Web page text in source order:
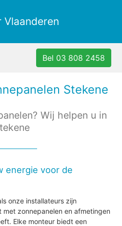
Vlaanderen
Bel 03 808 2458
Stekene
Wij helpen u in
energie voor de
onze installateurs zijn
met zonnepanelen en afmetingen
Elke monteur biedt een